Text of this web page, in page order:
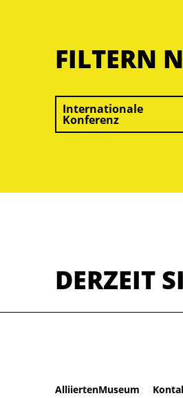
FILTERN
Internationale
Konferenz
DERZEIT
AlliiertenMuseum